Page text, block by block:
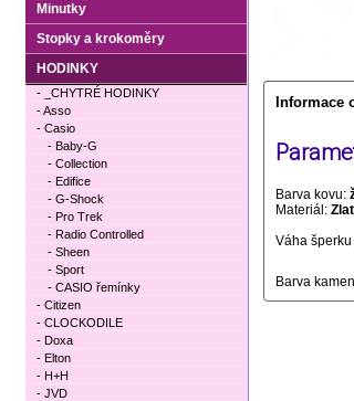
Informace
Barva kovu:
Materiál:
Váha šperku
Barva
Minutky
Stopky a krokoměry
HODINKY
- _CHYTRÉ HODINKY
- Asso
- Casio
- Baby-G
- Collection
- Edifice
- G-Shock
- Pro Trek
- Radio Controlled
- Sheen
- Sport
- CASIO řemínky
- Citizen
- CLOCKODILE
- Doxa
- Elton
- H+H
- JVD